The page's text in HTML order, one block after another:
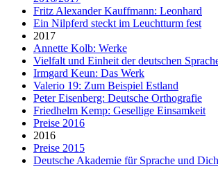
Fritz Alexander Kauffmann: Leonhard
Ein Nilpferd steckt im Leuchtturm fest
2017
Annette Kolb: Werke
Vielfalt und Einheit der deutschen
Irmgard Keun: Das Werk
Valerio 19: Zum Beispiel Estland
Peter Eisenberg: Deutsche Orthografie
Friedhelm Kemp: Gesellige Einsamkeit
Preise 2016
2016
Preise 2015
Deutsche Akademie für Sprache und